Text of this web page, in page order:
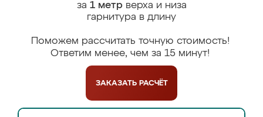
за 1 метрверха и низа
гарнитура в длину
Поможем рассчитать точную стоимость!
Ответим менее, чем за 15 минут!
ЗАКАЗАТЬ РАСЧЁТ